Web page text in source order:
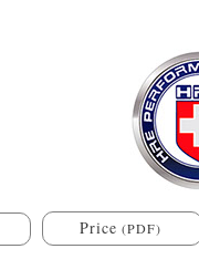
Price (PDF)